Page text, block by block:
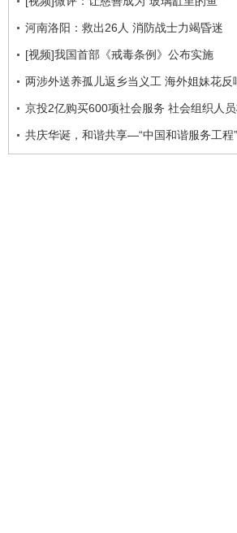
河南洛阳：救出26人 消防战士力竭昏迷
[视频]我国首部《戒毒条例》公布实施
两涉外送养孤儿返乡当义工 海外姐妹花反
京投2亿购买600项社会服务 社会组织人
共庆华诞，和谐共享—“中国和谐服务工程